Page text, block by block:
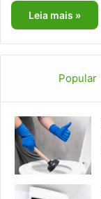
Leia mais »
Popular